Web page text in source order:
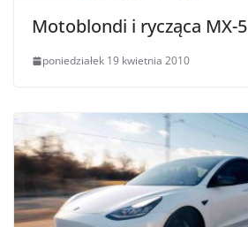
Motoblondi i rycząca MX-5
poniedziałek 19 kwietnia 2010